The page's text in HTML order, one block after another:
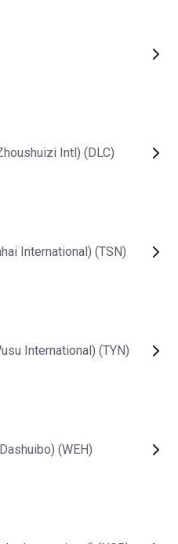
Intl) (DLC)
International) (TSN)
International) (TYN)
(WEH)